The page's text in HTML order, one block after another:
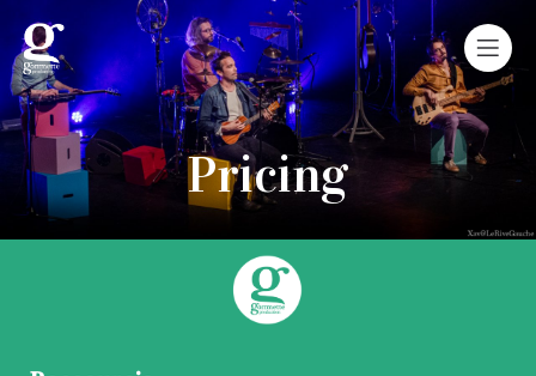
Pricing